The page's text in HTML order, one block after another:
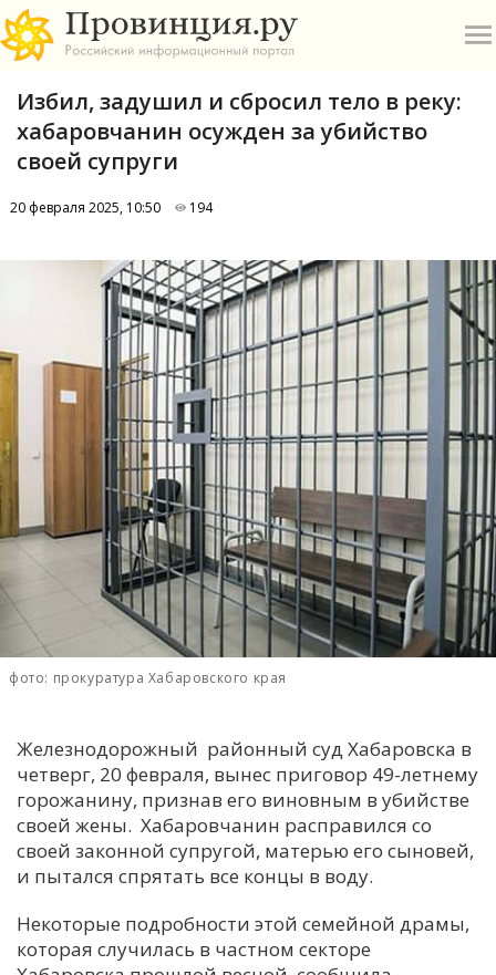
А
Б
Е
И
К
М
Н
П
Р
С
Т
У
Х
Ч
Я
Избил, задушил и сбросил тело в реку:
хабаровчанин осужден за убийство
своей супруги
20 февраля 2025, 10:50 194
фото: прокуратура Хабаровского края
Железнодорожный районный суд Хабаровска в
четверг, 20 февраля, вынес приговор 49-летнему
горожанину, признав его виновным в убийстве
своей жены. Хабаровчанин расправился со
своей законной супругой, матерью его сыновей,
и пытался спрятать все концы в воду.
Некоторые подробности этой семейной драмы,
которая случилась в частном секторе